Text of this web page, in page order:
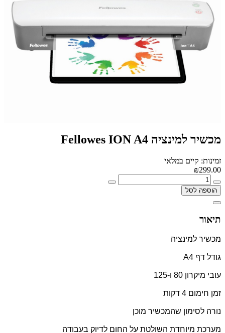
מכשיר למינציה Fellowes ION A4
זמינות: קיים במלאי
₪299.00
הוספה לסל
תיאור
מכשיר למינציה
גודל דף A4
עובי מיקרון 80 ו-125
זמן חימום 4 דקות
נורה לסימון שהמכשיר מוכן
מערכת מיוחדת השולטת על החום לדיוק בעבודה